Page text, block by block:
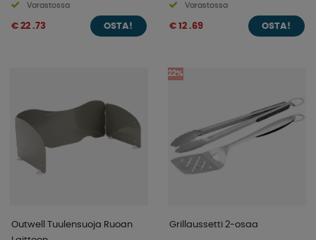
Varastossa
€ 22 .73 OSTA!
Varastossa
€ 12 .69 OSTA!
Outwell Tuulensuoja Ruoan
22%
Grillaussetti 2-osaa